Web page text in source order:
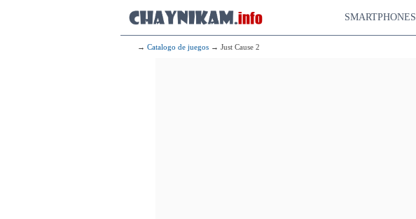
SMARTPHONES
→ Catalogo de juegos → Just Cause 2